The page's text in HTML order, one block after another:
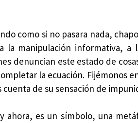
como si no pasara nada,
la manipulación informativa,
denuncian este estado de
la ecuación. Fijémonos
de su sensación de
ahora, es un símbolo, una